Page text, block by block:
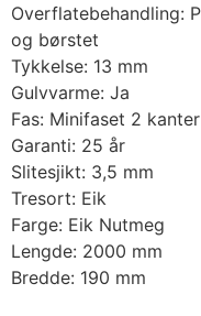
Overflatebehandling:
og børstet
Tykkelse: 13 mm
Gulvvarme: Ja
Fas: Minifaset 2 kanter
Garanti: 25 år
Slitesjikt: 3,5 mm
Tresort: Eik
Farge: Eik Nutmeg
Lengde: 2000 mm
Bredde: 190 mm